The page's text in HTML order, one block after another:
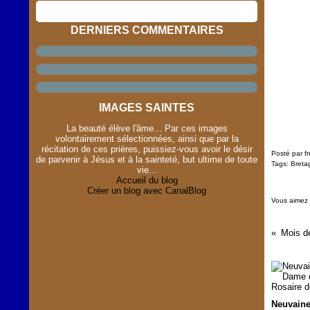
DERNIERS COMMENTAIRES
IMAGES SAINTES
La beauté élève l'âme... Par ces images
volontairement sélectionnées, ainsi que par la
récitation de ces prières, puissiez-vous avoir le désir
de parvenir à Jésus et à la sainteté, but ultime de toute
vie...
Accueil du blog
Créer un blog avec CanalBlog
Posté par
Tags:
Vous aimez
Mois